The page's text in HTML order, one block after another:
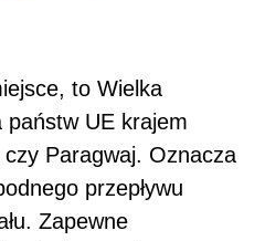
to Wielka
państw UE krajem
Paragwaj. Oznacza
przepływu
Zapewne